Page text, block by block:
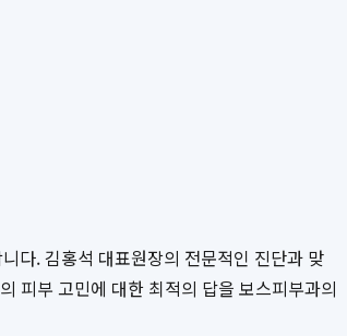
다. 김홍석 대표원장의 전문적인 진단과 맞
피부 고민에 대한 최적의 답을 보스피부과의